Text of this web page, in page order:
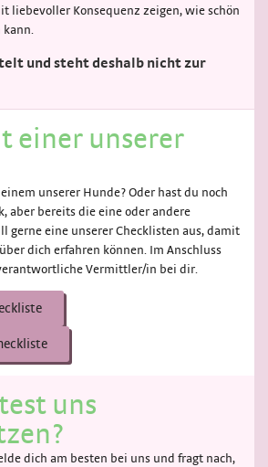
liebevoller Konsequenz zeigen, wie schön
und steht deshalb nicht zur
einer unserer
unserer Hunde? Oder hast du noch
aber bereits die eine oder andere
gerne eine unserer Checklisten aus, damit
dich erfahren können. Im Anschluss
Vermittler/in bei dir.
uns
dich am besten bei uns und fragt nach,